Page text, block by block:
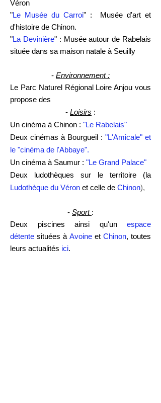
Véron
"Le Musée du Carroi" : Musée d'art et
d'histoire de Chinon.
"La Devinière" : Musée autour de Rabelais
située dans sa maison natale à Seuilly
- Environnement :
Le Parc Naturel Régional Loire Anjou vous
propose des
- Loisirs :
Un cinéma à Chinon : "Le Rabelais"
Deux cinémas à Bourgueil : "L'Amicale" et
le "cinéma de l'Abbaye".
Un cinéma à Saumur : "Le Grand Palace"
Deux ludothèques sur le territoire (la
Ludothèque du Véron et celle de Chinon),
- Sport :
Deux piscines ainsi qu'un espace
détente situées à Avoineet Chinon, toutes
leurs actualités ici.